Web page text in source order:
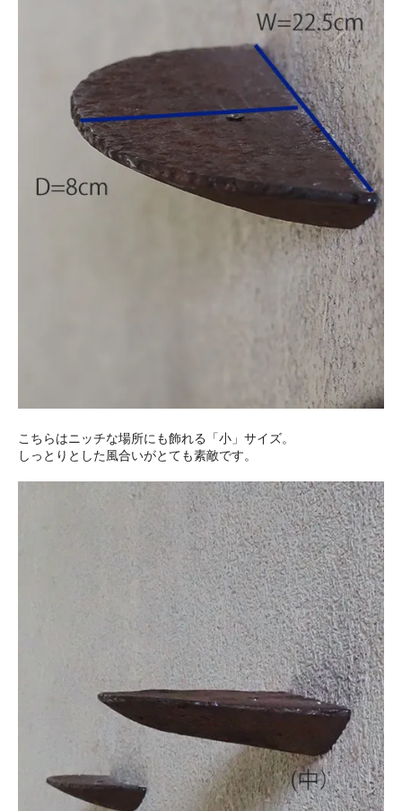
こちらはニッチな場所にも飾れる「小」サイズ。
しっとりとした風合いがとても素敵です。